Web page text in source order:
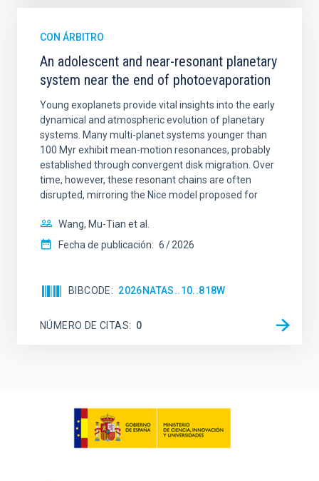
CON ÁRBITRO
An adolescent and near-resonant planetary
system near the end of photoevaporation
Young exoplanets provide vital insights into the early
dynamical and atmospheric evolution of planetary
systems. Many multi-planet systems younger than
100 Myr exhibit mean-motion resonances, probably
established through convergent disk migration. Over
time, however, these resonant chains are often
disrupted, mirroring the Nice model proposed for
Wang, Mu-Tian et al.
Fecha de publicación: 6 2026
BIBCODE 2026NATAS..10..818W
NÚMERO DE CITAS 0